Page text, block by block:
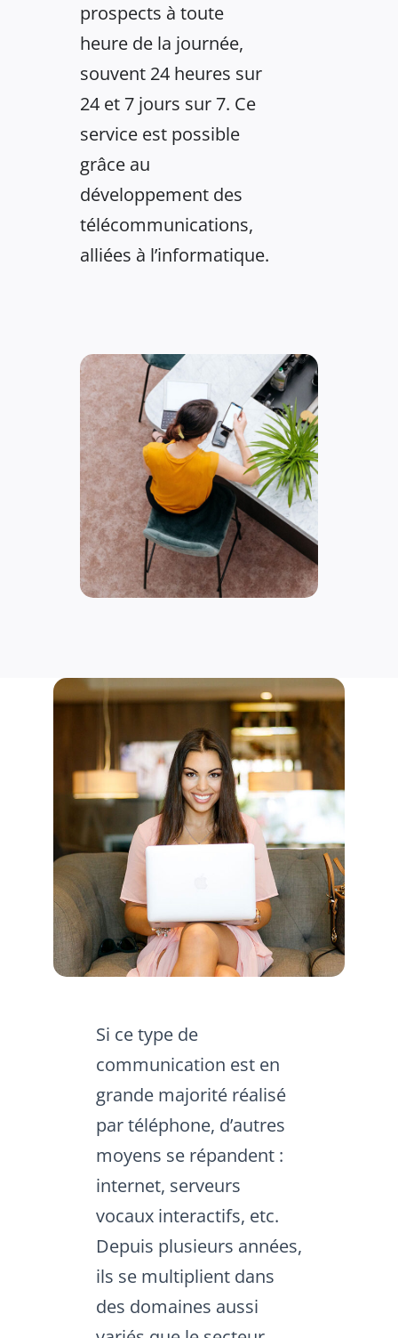
prospects à toute
heure de la journée,
souvent 24 heures sur
24 et 7 jours sur 7. Ce
service est possible
grâce au
développement des
télécommunications,
alliées à l’informatique.
Si ce type de
communication est en
grande majorité réalisé
par téléphone, d’autres
moyens se répandent :
internet, serveurs
vocaux interactifs, etc.
Depuis plusieurs années,
ils se multiplient dans
des domaines aussi